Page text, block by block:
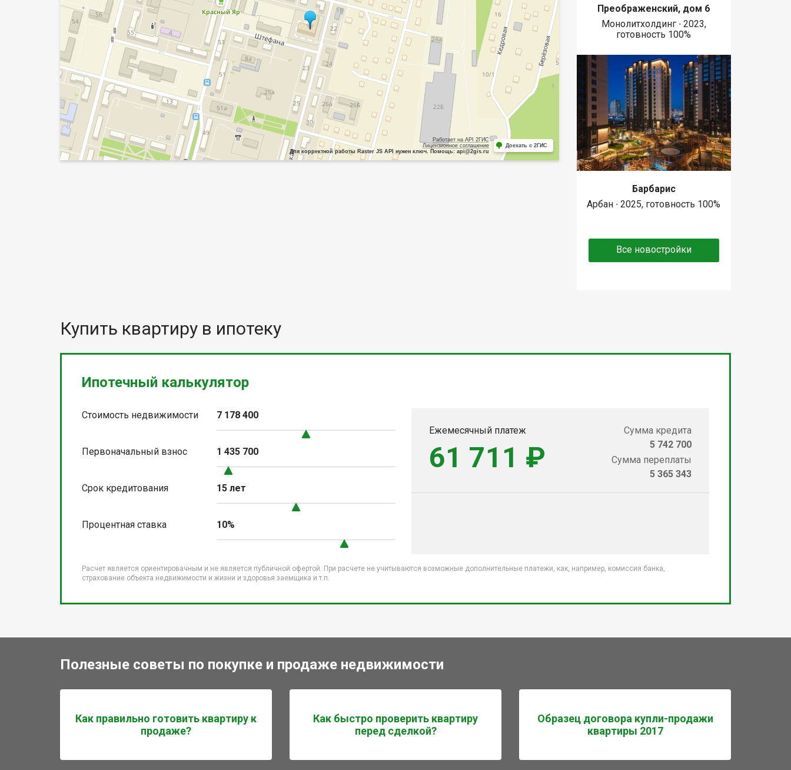
Работает на API 2ГИС
Лицензионное соглашение
Для корректной работы Raster JS API нужен ключ. Помощь: api@2gis.ru
Доехать с 2ГИС
Преображенский, дом 6
Монолитхолдинг ∙ 2023,
готовность 100%
Барбарис
Арбан ∙ 2025, готовность 100%
Все новостройки
Купить квартиру в ипотеку
Ипотечный калькулятор
Стоимость недвижимости 7 178 400
Первоначальный взнос 1 435 700
Срок кредитования 15 лет
Процентная ставка 10%
Ежемесячный платеж
61 711 ₽
Сумма кредита
5 742 700
Сумма переплаты
5 365 343
Расчет является ориентировачным и не является публичной офертой. При расчете не учитываются возможные дополнительные платежи, как, например, комиссия банка,
страхование объекта недвижимости и жизни и здоровья заемщика и т.п.
Полезные советы по покупке и продаже недвижимости
Как правильно готовить квартиру к
продаже?
Как быстро проверить квартиру
перед сделкой?
Образец договора купли-продажи
квартиры 2017